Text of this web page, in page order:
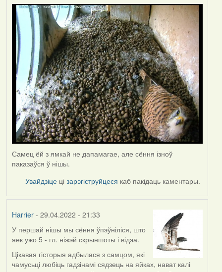
Самец ёй з ямкай не дапамагае, але сёння ізноў
паказаўся ў нішы.
Увайдзіце цізарэгіструйцеся каб пакідаць каментары.
Harrier- 29.04.2022 - 21:33
У першай нішы мы сёння ўпэўніліся, што
яек ужо 5 - гл. ніжэй скрыншоты і відэа.
Цікавая гісторыя адбылася з самцом, які
чамусьці любіць гадзінамі сядзець на яйках, нават калі